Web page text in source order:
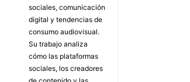
sociales, comunicación
digital y tendencias de
consumo audiovisual.
Su trabajo analiza
cómo las plataformas
sociales, los creadores